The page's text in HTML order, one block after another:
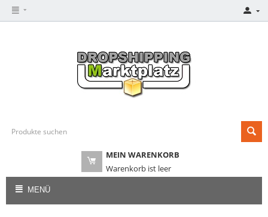
MEIN WARENKORB
Warenkorb ist leer
MENÜ